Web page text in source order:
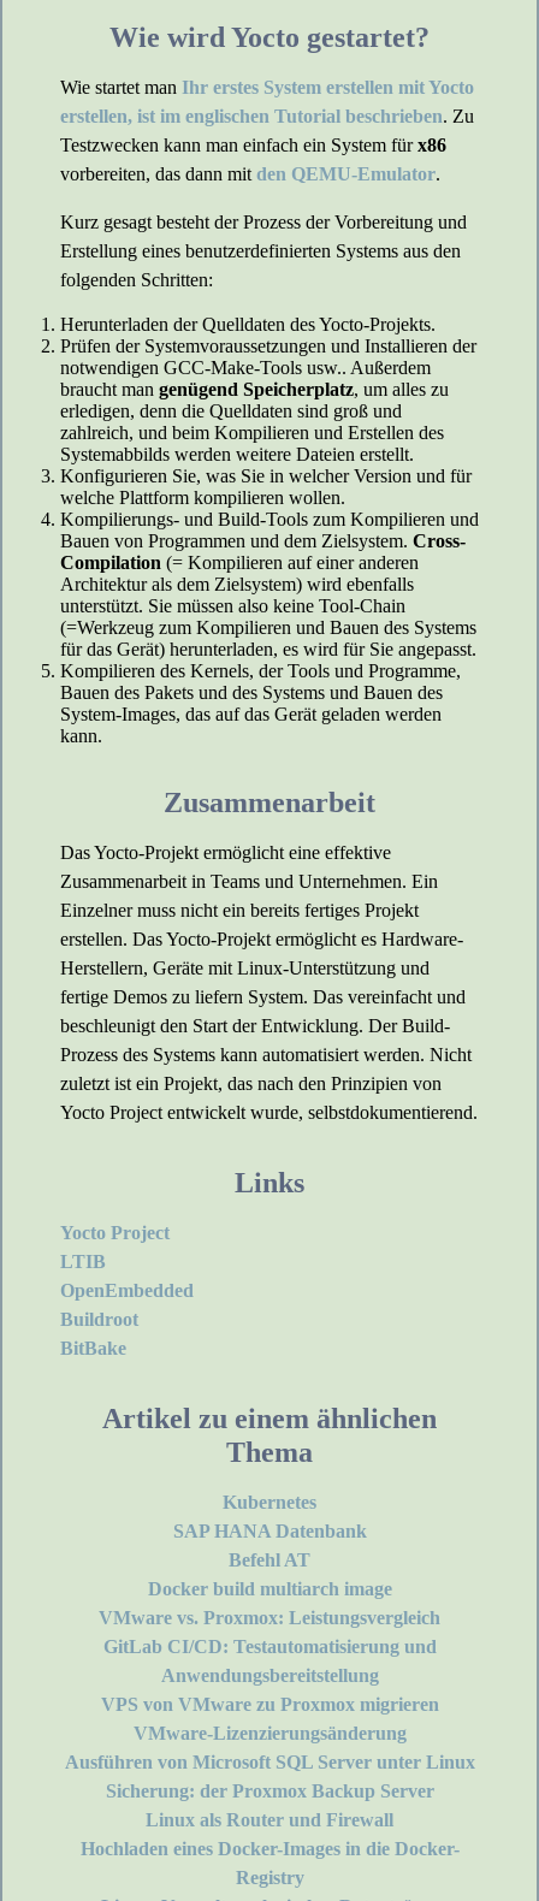
Wie wird Yocto gestartet?
Wie startet man Ihr erstes System erstellen mit Yocto
erstellen, ist im englischen Tutorial beschrieben. Zu
Testzwecken kann man einfach ein System fürx86
vorbereiten, das dann mit den QEMU-Emulator.
Kurz gesagt besteht der Prozess der Vorbereitung und
Erstellung eines benutzerdefinierten Systems aus den
folgenden Schritten:
Herunterladen der Quelldaten des Yocto-Projekts.
Prüfen der Systemvoraussetzungen und Installieren der
notwendigen GCC-Make-Tools usw.. Außerdem
braucht man genügend Speicherplatz, um alles zu
erledigen, denn die Quelldaten sind groß und
zahlreich, und beim Kompilieren und Erstellen des
Systemabbilds werden weitere Dateien erstellt.
Konfigurieren Sie, was Sie in welcher Version und für
welche Plattform kompilieren wollen.
Kompilierungs- und Build-Tools zum Kompilieren und
Bauen von Programmen und dem Zielsystem. Cross-
Compilation (= Kompilieren auf einer anderen
Architektur als dem Zielsystem) wird ebenfalls
unterstützt. Sie müssen also keine Tool-Chain
(=Werkzeug zum Kompilieren und Bauen des Systems
für das Gerät) herunterladen, es wird für Sie angepasst.
Kompilieren des Kernels, der Tools und Programme,
Bauen des Pakets und des Systems und Bauen des
System-Images, das auf das Gerät geladen werden
kann.
Zusammenarbeit
Das Yocto-Projekt ermöglicht eine effektive
Zusammenarbeit in Teams und Unternehmen. Ein
Einzelner muss nicht ein bereits fertiges Projekt
erstellen. Das Yocto-Projekt ermöglicht es Hardware-
Herstellern, Geräte mit Linux-Unterstützung und
fertige Demos zu liefern System. Das vereinfacht und
beschleunigt den Start der Entwicklung. Der Build-
Prozess des Systems kann automatisiert werden. Nicht
zuletzt ist ein Projekt, das nach den Prinzipien von
Yocto Project entwickelt wurde, selbstdokumentierend.
Links
Yocto Project
LTIB
OpenEmbedded
Buildroot
BitBake
Artikel zu einem ähnlichen
Thema
Kubernetes
SAP HANA Datenbank
Befehl AT
Docker build multiarch image
VMware vs. Proxmox: Leistungsvergleich
GitLab CI/CD: Testautomatisierung und
Anwendungsbereitstellung
VPS von VMware zu Proxmox migrieren
VMware-Lizenzierungsänderung
Ausführen von Microsoft SQL Server unter Linux
Sicherung: der Proxmox Backup Server
Linux als Router und Firewall
Hochladen eines Docker-Images in die Docker-
Registry